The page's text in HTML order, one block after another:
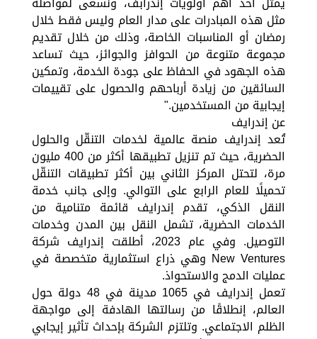
مثل هذه المبادرات على مدار العام وليس فقط خلال
رمضان أو المناسبات الخاصة، وذلك من خلال تقديم
مجموعة متنوعة من الحوافز والجوائز، حيث تساعد
هذه الجهود في الحفاظ على جودة الخدمة، وتمكين
السائقين من زيادة أرباحهم والحصول على تقييمات
إيجابية من المستخدمين."
عن إندرايف
تُعد إندرايف منصة عالمية لخدمات التنقّل والحلول
الحضرية، حيث تم تنزيل تطبيقها أكثر من 400 مليون
مرة، لتحتل المركز الثاني بين أكثر تطبيقات التنقّل
تحميلًا للعام الرابع على التوالي. وإلى جانب خدمة
النقل الذكي، تقدم إندرايف قائمة متنامية من
الخدمات الحضرية، تشمل النقل بين المدن وخدمات
التوصيل. وفي عام 2023، أطلقت إندرايف شركة
New Ventures وهي ذراع استثمارية متخصصة في
عمليات الدمج والاستحواذ.
تعمل إندرايف في 1065 مدينة في 48 دولة حول
العالم، إنطلاقًا من رسالتها الهادفة إلى مواجهة
الظلم الاجتماعي. وتلتزم الشركة بإحداث تأثير إيجابي